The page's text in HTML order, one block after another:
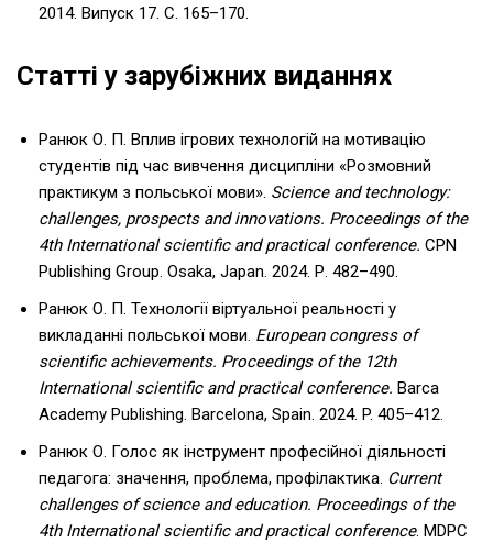
2014. Випуск 17. С. 165–170.
Статті у зарубіжних виданнях
Ранюк О. П. Вплив ігрових технологій на мотивацію
студентів під час вивчення дисципліни «Розмовний
практикум з польської мови». Science and technology:
challenges, prospects and innovations. Proceedings of the
4th International scientific and practical conference. CPN
Publishing Group. Osaka, Japan. 2024. Р. 482–490.
Ранюк О. П. Технології віртуальної реальності у
викладанні польської мови. European congress of
scientific achievements. Proceedings of the 12th
International scientific and practical conference. Barca
Academy Publishing. Barcelona, Spain. 2024. P. 405–412.
Ранюк О. Голос як інструмент професійної діяльності
педагога: значення, проблема, профілактика. Current
challenges of science and education. Proceedings of the
4th International scientific and practical conference. MDPC